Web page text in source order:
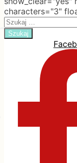
characters="3"
Search
for: